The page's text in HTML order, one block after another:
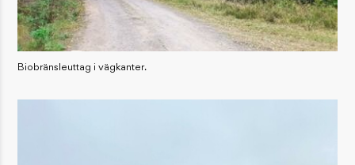
Biobränsleuttag i vägkanter.